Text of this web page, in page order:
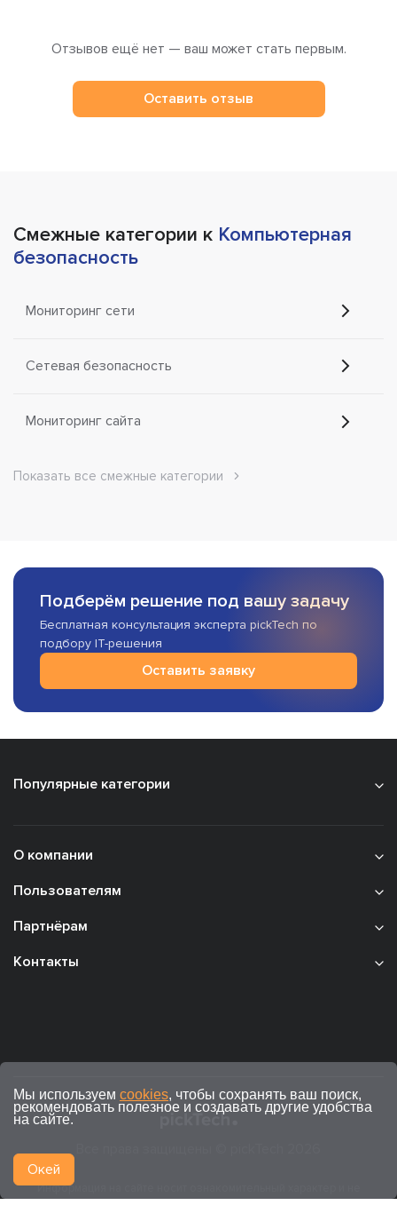
Отзывов ещё нет — ваш может стать первым.
Оставить отзыв
Смежные категории к Компьютерная
безопасность
Мониторинг сети
Сетевая безопасность
Мониторинг сайта
Показать все смежные категории
Подберём решение под вашу задачу
Бесплатная консультация эксперта pickTech по
подбору IT-решения
Оставить заявку
Популярные категории
О компании
Пользователям
Партнёрам
Контакты
Информация на сайте носит ознакомительный характер и не
Мы используем cookies, чтобы сохранять ваш поиск,
рекомендовать полезное и создавать другие удобства
на сайте.
Окей